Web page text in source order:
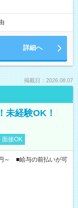
詳細へ
掲載日：2026.08.07
未経験OK！
面接OK
～ ■給与の前払いが可